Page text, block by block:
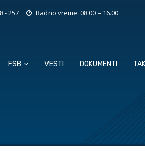
- 257 Radno vreme: 08.00 – 16.00
FSB VESTI DOKUMENTI